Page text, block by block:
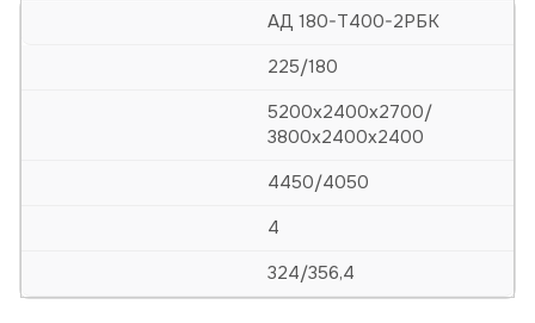
АД 180-Т400-2РБК
225/180
5200х2400х2700/
3800х2400х2400
4450/4050
4
324/356,4